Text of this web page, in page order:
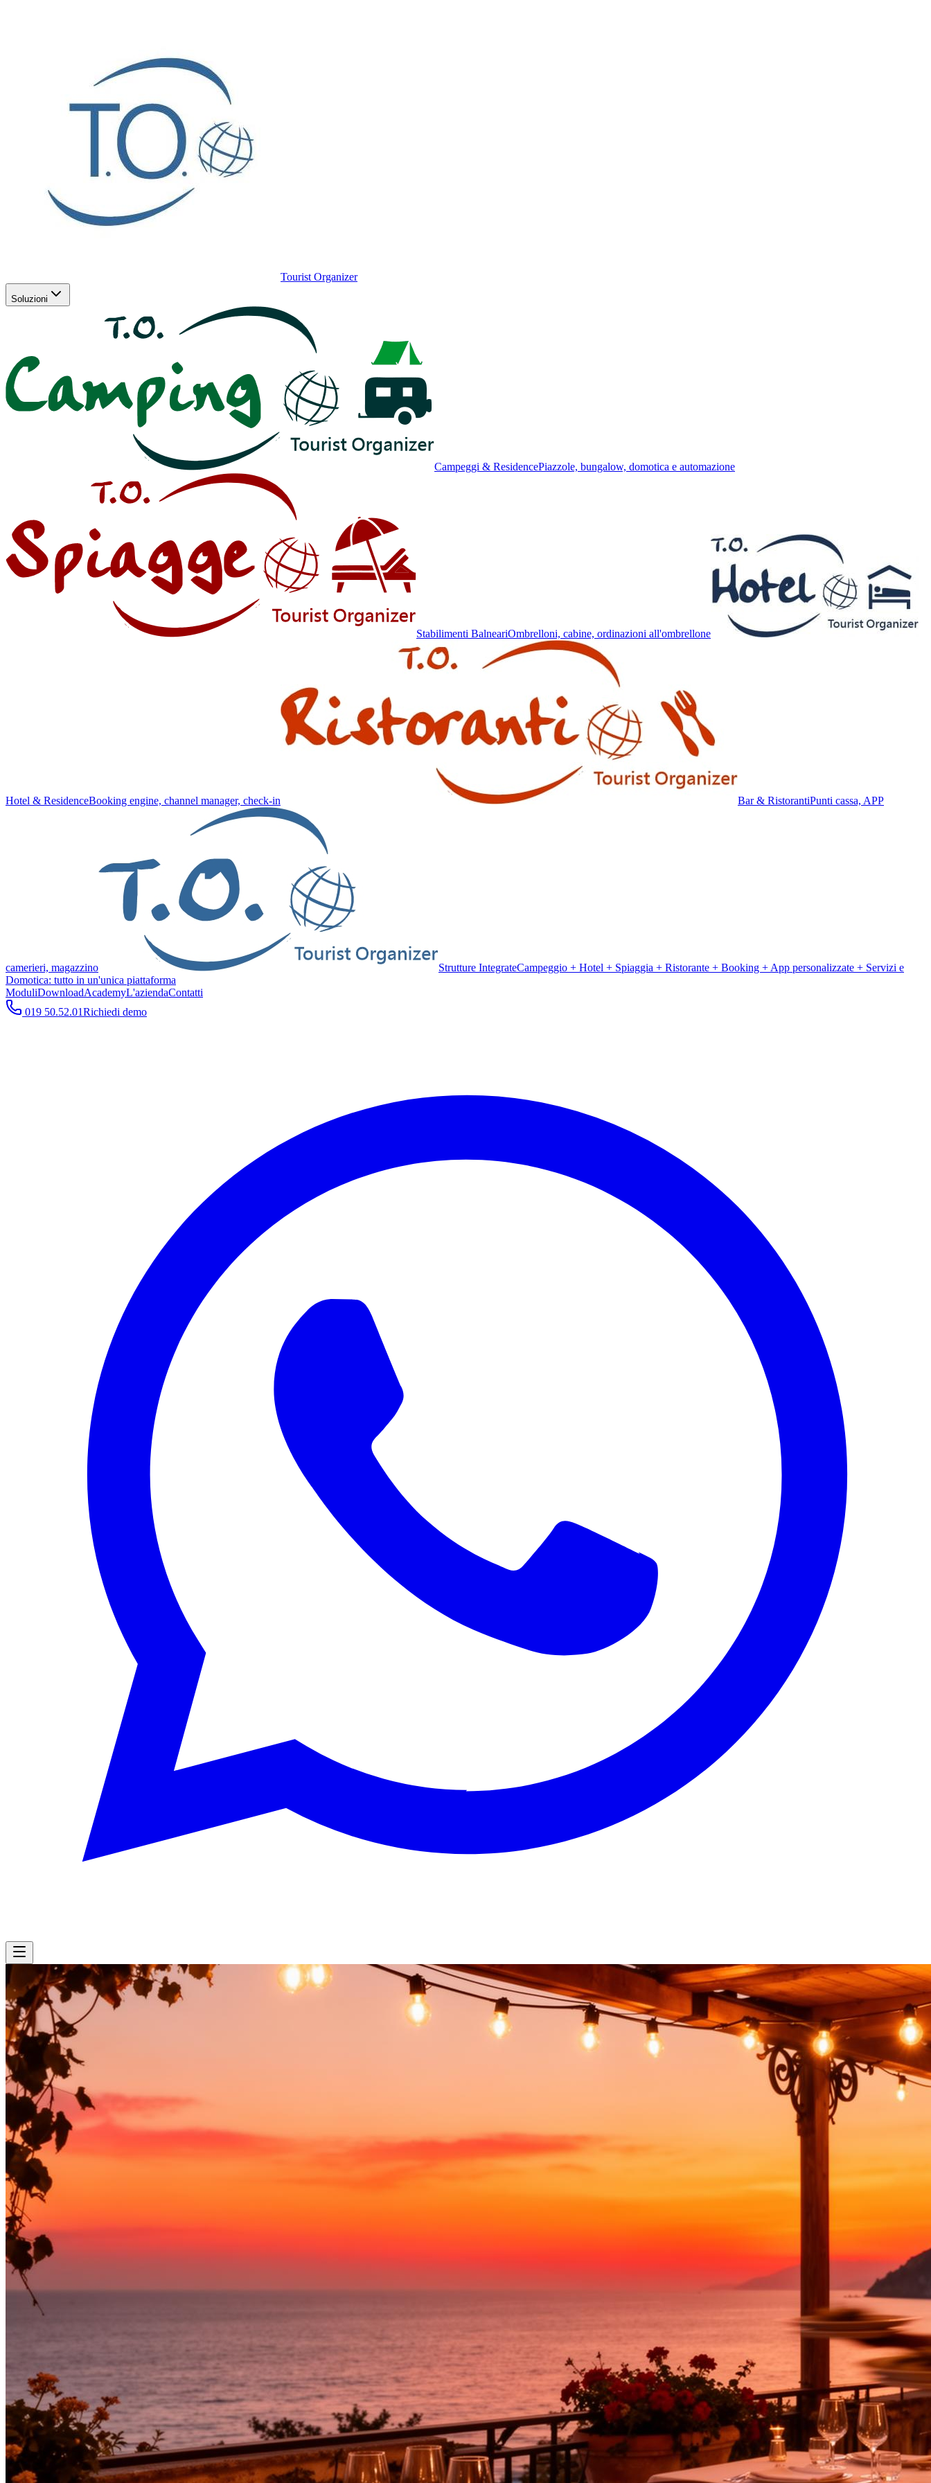
Tourist Organizer
Soluzioni
Campeggi & ResidencePiazzole, bungalow, domotica e automazione
Stabilimenti BalneariOmbrelloni, cabine, ordinazioni all'ombrellone
Hotel & ResidenceBooking engine, channel manager, check-in Bar & RistorantiPunti cassa, APP
camerieri, magazzino Strutture IntegrateCampeggio + Hotel + Spiaggia + Ristorante + Booking + App personalizzate + Servizi e
Domotica: tutto in un'unica piattaforma
ModuliDownloadAcademyL'aziendaContatti
019 50.52.01Richiedi demo